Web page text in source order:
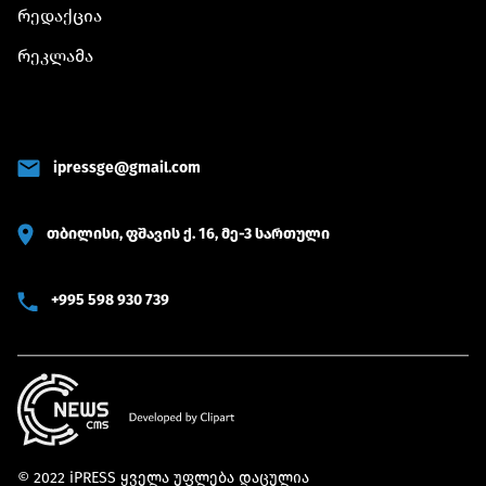
რედაქცია
რეკლამა
ipressge@gmail.com
თბილისი, ფშავის ქ. 16, მე-3 სართული
+995 598 930 739
© 2022 iPRESS ყველა უფლება დაცულია